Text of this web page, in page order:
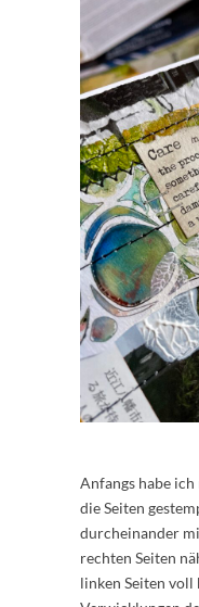
Anfangs habe
die Seiten
durcheinander
rechten Seiten
linken Seiten voll